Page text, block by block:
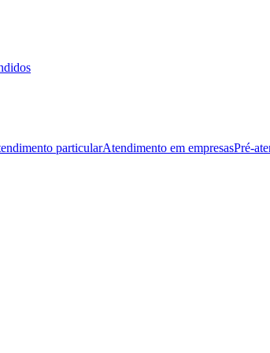
particularAtendimento em empresasPré-